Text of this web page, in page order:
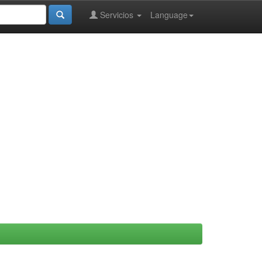
Language
Servicios